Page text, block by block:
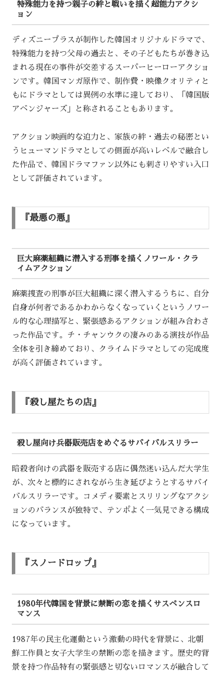
特殊能力を持つ親子の絆と戦いを描く超能力アクシ
ョン
ディズニープラスが制作した韓国オリジナルドラマで、
特殊能力を持つ父母の過去と、その子どもたちが巻き込
まれる現在の事件が交差するスーパーヒーローアクショ
ンです。韓国マンガ原作で、制作費・映像クオリティと
もにドラマとしては異例の水準に達しており、「韓国版
アベンジャーズ」と称されることもあります。
アクション映画的な迫力と、家族の絆・過去の秘密とい
うヒューマンドラマとしての側面が高いレベルで融合し
た作品で、韓国ドラマファン以外にも刺さりやすい入口
として評価されています。
『最悪の悪』
巨大麻薬組織に潜入する刑事を描くノワール・クラ
イムアクション
麻薬捜査の刑事が巨大組織に深く潜入するうちに、自分
自身が何者であるかわからなくなっていくというノワー
ル的な心理描写と、緊張感あるアクションが組み合わさ
った作品です。チ・チャンウクの凄みのある演技が作品
全体を引き締めており、クライムドラマとしての完成度
が高く評価されています。
『殺し屋たちの店』
殺し屋向け兵器販売店をめぐるサバイバルスリラー
暗殺者向けの武器を販売する店に偶然迷い込んだ大学生
が、次々と標的にされながら生き延びようとするサバイ
バルスリラーです。コメディ要素とスリリングなアクシ
ョンのバランスが独特で、テンポよく一気見できる構成
になっています。
『スノードロップ』
1980年代韓国を背景に禁断の恋を描くサスペンスロ
マンス
1987年の民主化運動という激動の時代を背景に、北朝
鮮工作員と女子大学生の禁断の恋を描きます。歴史的背
景を持つ作品特有の緊張感と切ないロマンスが融合して